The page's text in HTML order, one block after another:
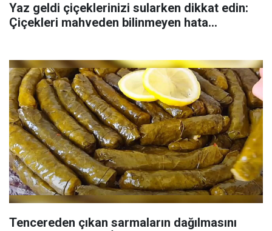
Yaz geldi çiçeklerinizi sularken dikkat edin:
Çiçekleri mahveden bilinmeyen hata...
Tencereden çıkan sarmaların dağılmasını